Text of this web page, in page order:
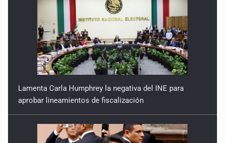
Lamenta Carla Humphrey la negativa del INE para
aprobar lineamientos de fiscalización